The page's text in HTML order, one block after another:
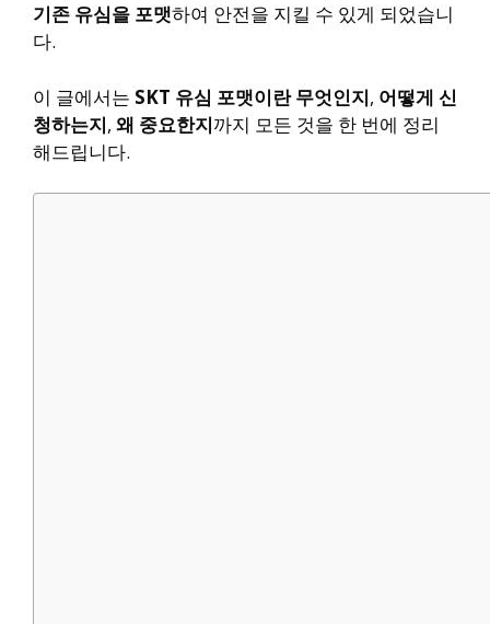
기존 유심을 포맷하여 안전을 지킬 수 있게 되었습니
다.
이 글에서는 SKT 유심 포맷이란 무엇인지, 어떻게 신
청하는지, 왜 중요한지까지 모든 것을 한 번에 정리
해드립니다.